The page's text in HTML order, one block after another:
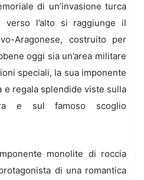
di un’invasione turca
verso l’alto si raggiunge il
Aragonese, costruito per
oggi sia un’area militare
speciali, la sua imponente
e regala splendide viste sulla
e sul famoso scoglio
monolite di roccia
di una romantica